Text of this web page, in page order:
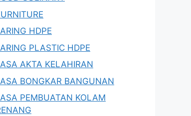
HDPE
PLASTIC HDPE
AKTA KELAHIRAN
BONGKAR BANGUNAN
PEMBUATAN KOLAM